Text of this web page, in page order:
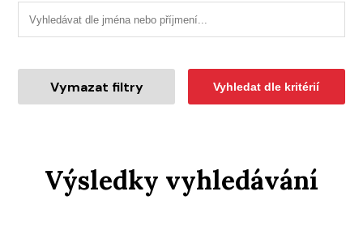
Vymazat filtry Vyhledat dle kritérií
Výsledky vyhledávání